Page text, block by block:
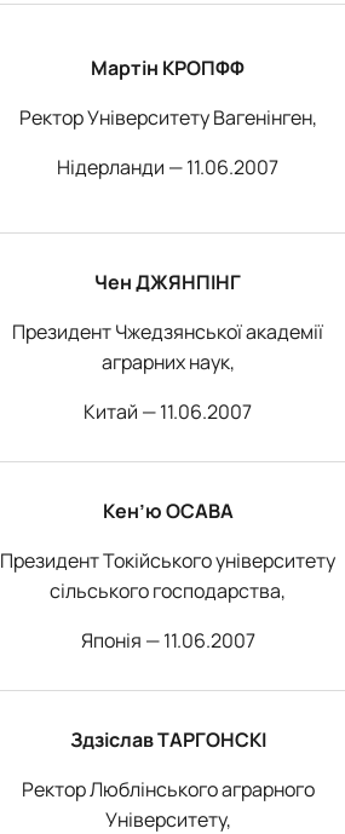
Мартін КРОПФФ
Ректор Університету Вагенінген,
Нідерланди — 11.06.2007
Чен ДЖЯНПІНГ
Президент Чжедзянської академії
аграрних наук,
Китай — 11.06.2007
Кен’ю ОСАВА
Президент Токійського університету
сільського господарства,
Японія — 11.06.2007
Здзіслав ТАРГОНСКІ
Ректор Люблінського аграрного
Університету,